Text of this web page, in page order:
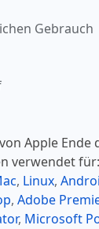
Gebrauch
Apple
verwendet für:
, Linux,
, Adobe
, Microsoft